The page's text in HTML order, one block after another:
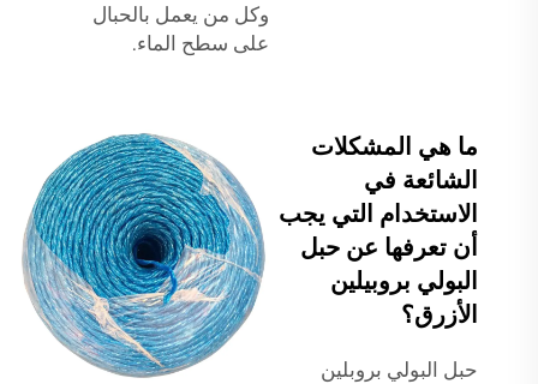
وكل من يعمل بالحبال
على سطح الماء.
ما هي المشكلات
الشائعة في
الاستخدام التي يجب
أن تعرفها عن حبل
البولي بروبيلين
الأزرق؟
حبل البولي بروبلين